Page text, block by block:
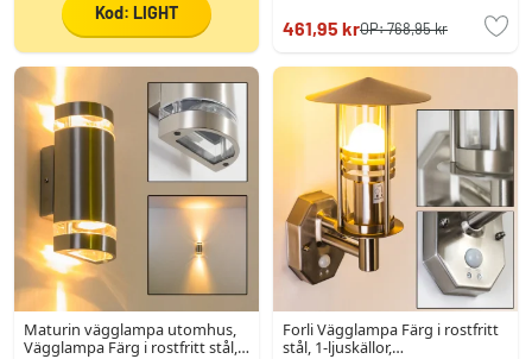
Kod: LIGHT
461,95 krOP:768,95 kr
Maturin vägglampa utomhus,
Vägglampa Färg i rostfritt stål,
Forli Vägglampa Färg i rostfritt
stål, 1-ljuskällor,